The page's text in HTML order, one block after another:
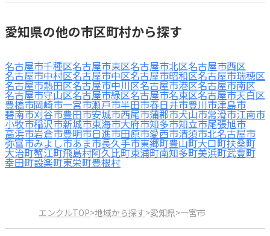
愛知県の他の市区町村から探す
名古屋市千種区名古屋市東区名古屋市北区名古屋市西区
名古屋市中村区名古屋市中区名古屋市昭和区名古屋市瑞穂区
名古屋市熱田区名古屋市中川区名古屋市港区名古屋市南区
名古屋市守山区名古屋市緑区名古屋市名東区名古屋市天白区
豊橋市岡崎市一宮市瀬戸市半田市春日井市豊川市津島市
碧南市刈谷市豊田市安城市西尾市蒲郡市犬山市常滑市江南市
小牧市稲沢市新城市東海市大府市知多市知立市尾張旭市
高浜市岩倉市豊明市日進市田原市愛西市清須市北名古屋市
弥富市みよし市あま市長久手市東郷町豊山町大口町扶桑町
大治町蟹江町飛島村阿久比町東浦町南知多町美浜町武豊町
幸田町設楽町東栄町豊根村
エンクルTOP>地域から探す>愛知県>一宮市